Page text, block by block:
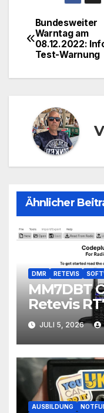
Bundesweiter
Warntag am
08.12.2022:
Test-Warnung
Ähnlicher
DMR RETEVIS
MM7DBT
Retevis
JULI 5, 2026
AUSBILDUNG